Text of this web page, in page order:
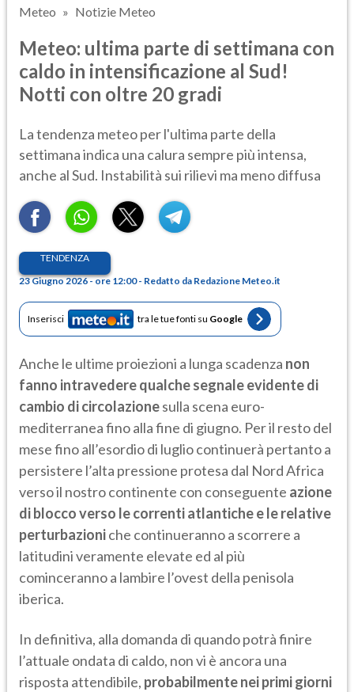
Meteo Notizie Meteo
Meteo: ultima parte di settimana con
caldo in intensificazione al Sud!
Notti con oltre 20 gradi
La tendenza meteo per l'ultima parte della
settimana indica una calura sempre più intensa,
anche al Sud. Instabilità sui rilievi ma meno diffusa
TENDENZA
23 Giugno 2026 - ore 12:00 - Redatto da Redazione Meteo.it
Inserisci tra le tue fonti su Google
Anche le ultime proiezioni a lunga scadenza non
fanno intravedere qualche segnale evidente di
cambio di circolazionesulla scena euro-
mediterranea fino alla fine di giugno. Per il resto del
mese fino all’esordio di luglio continuerà pertanto a
persistere l’alta pressione protesa dal Nord Africa
verso il nostro continente con conseguente azione
di blocco verso le correnti atlantiche e le relative
perturbazioniche continueranno a scorrere a
latitudini veramente elevate ed al più
cominceranno a lambire l’ovest della penisola
iberica.
In definitiva, alla domanda di quando potrà finire
l’attuale ondata di caldo, non vi è ancora una
risposta attendibile, probabilmente nei primi giorni